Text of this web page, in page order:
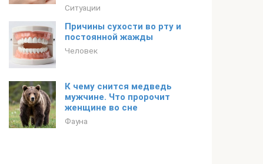
Ситуации
Причины сухости во рту и
постоянной жажды
Человек
К чему снится медведь
мужчине. Что пророчит
женщине во сне
Фауна